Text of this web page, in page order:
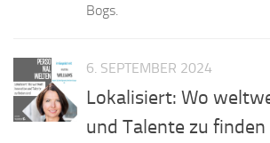
Bogs.
6. SEPTEMBER 2024
Lokalisiert: Wo
und Talente zu